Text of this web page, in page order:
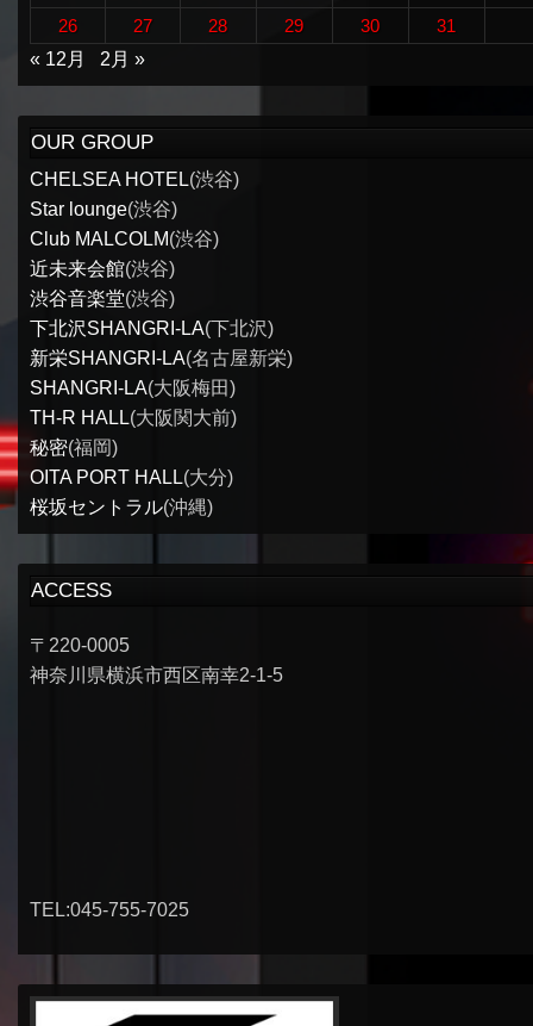
26 27 28 29 30
31
« 12月
2月 »
OUR GROUP
CHELSEA HOTEL(渋谷)
Star lounge(渋谷)
Club MALCOLM(渋谷)
近未来会館(渋谷)
渋谷音楽堂(渋谷)
下北沢SHANGRI-LA(下北沢)
新栄SHANGRI-LA(名古屋新栄)
SHANGRI-LA(大阪梅田)
TH-R HALL(大阪関大前)
秘密(福岡)
OITA PORT HALL(大分)
桜坂セントラル(沖縄)
ACCESS
〒220-0005
神奈川県横浜市西区南幸2-1-5
TEL:045-755-7025